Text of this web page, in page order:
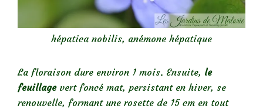
hépatica nobilis, anémone hépatique
La floraison dure environ 1 mois. Ensuite, le
feuillage vert foncé mat, persistant en hiver, se
renouvelle, formant une rosette de 15 cm en tout